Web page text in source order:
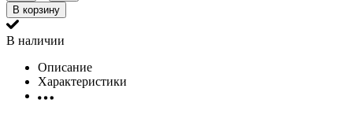
В корзину
В наличии
Описание
Характеристики